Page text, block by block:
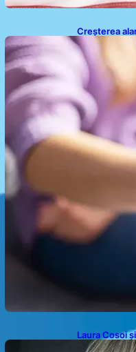
Creșterea
detaliată a
Laura Cosoi
de Dragoste